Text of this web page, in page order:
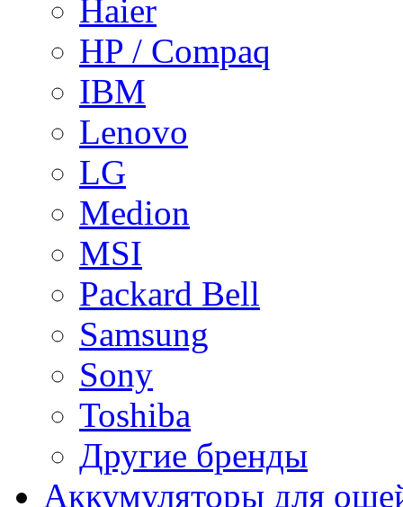
Haier
HP / Compaq
IBM
Lenovo
LG
Medion
MSI
Packard Bell
Samsung
Sony
Toshiba
Другие бренды
Аккумуляторы для